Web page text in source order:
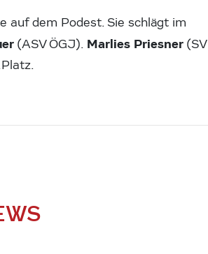
auf dem Podest. Sie schlägt im
(ASV ÖGJ). Marlies Priesner (SV